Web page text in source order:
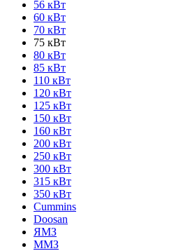
56 кВт
60 кВт
70 кВт
75 кВт
80 кВт
85 кВт
110 кВт
120 кВт
125 кВт
150 кВт
160 кВт
200 кВт
250 кВт
300 кВт
315 кВт
350 кВт
Cummins
Doosan
ЯМЗ
ММЗ